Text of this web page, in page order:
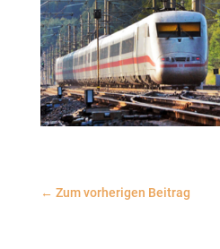
← Zum vorherigen Beitrag